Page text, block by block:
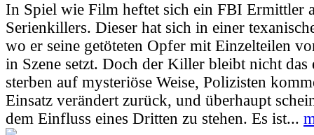
In Spiel wie Film heftet sich ein FBI Ermittler
Serienkillers. Dieser hat sich in einer
wo er seine getöteten Opfer mit Einzelteilen
in Szene setzt. Doch der Killer bleibt nicht
sterben auf mysteriöse Weise, Polizisten
Einsatz verändert zurück, und überhaupt
dem Einfluss eines Dritten zu stehen. Es ist...